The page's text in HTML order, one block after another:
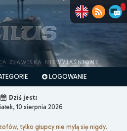
LOGOWANIE
Dziś jest:
10 sierpnia 2026
tylko głupcy nie mylą się nigdy.